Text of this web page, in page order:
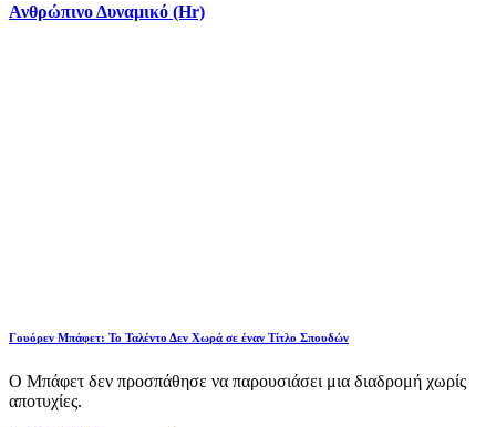
Ανθρώπινο Δυναμικό (Hr)
Γουόρεν Μπάφετ: Το Ταλέντο Δεν Χωρά σε έναν Τίτλο Σπουδών
Ο Μπάφετ δεν προσπάθησε να παρουσιάσει μια διαδρομή χωρίς
αποτυχίες.